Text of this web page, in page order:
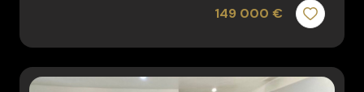
149 000 €